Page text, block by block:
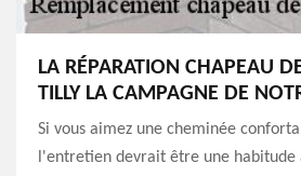
LA RÉPARATION CHAPEAU
TILLY LA CAMPAGNE DE
Si vous aimez une cheminée
l'entretien devrait être une habitude